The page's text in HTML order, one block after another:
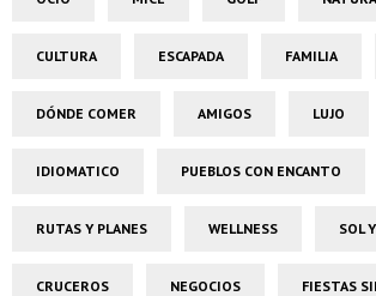
CULTURA ESCAPADA FAMILIA
DÓNDE COMER AMIGOS LUJO
IDIOMATICO PUEBLOS CON ENCANTO
RUTAS Y PLANES WELLNESS SOL
CRUCEROS NEGOCIOS FIESTAS